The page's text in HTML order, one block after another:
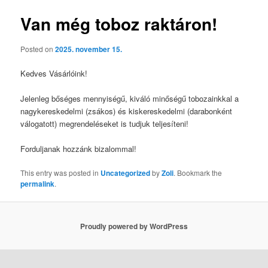
Van még toboz raktáron!
Posted on2025. november 15.
Kedves Vásárlóink!
Jelenleg bőséges mennyiségű, kiváló minőségű tobozainkkal a
nagykereskedelmi (zsákos) és kiskereskedelmi (darabonként
válogatott) megrendeléseket is tudjuk teljesíteni!
Forduljanak hozzánk bizalommal!
This entry was posted in UncategorizedbyZoli. Bookmark the
permalink.
Proudly powered by WordPress